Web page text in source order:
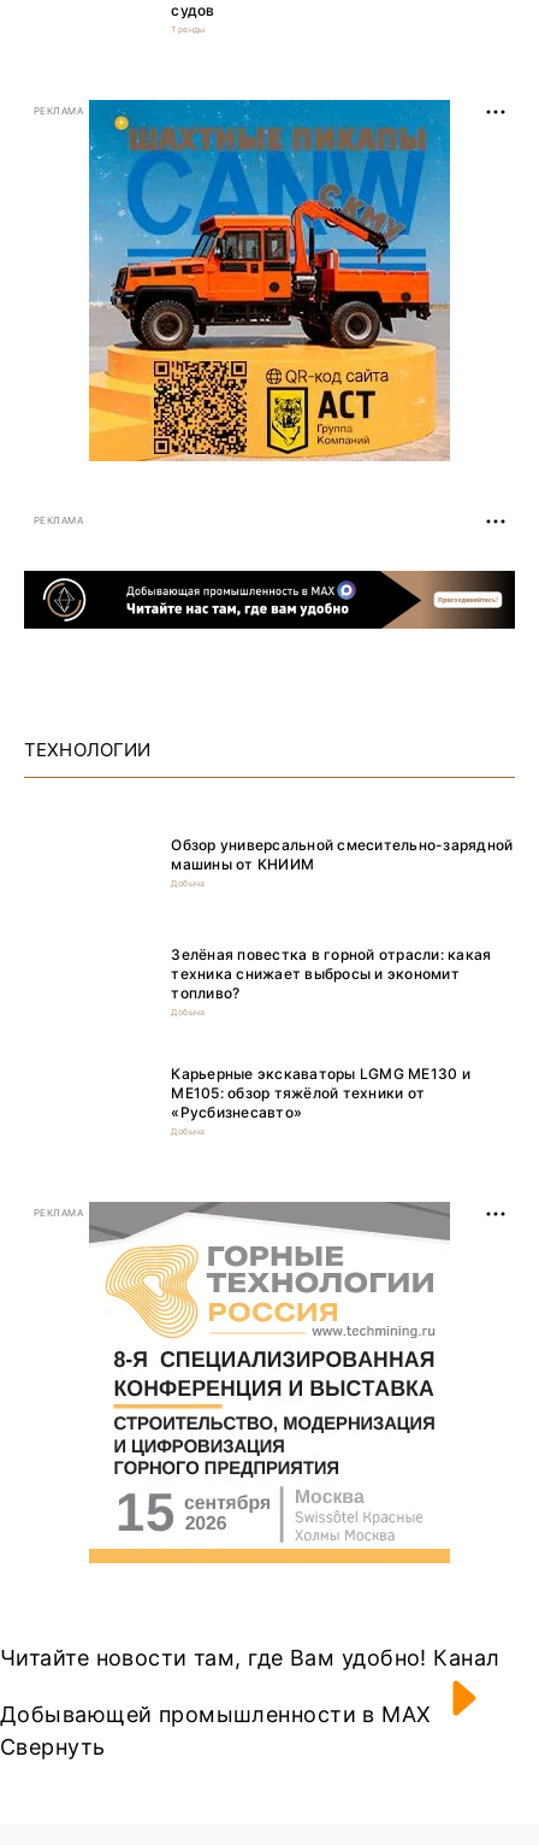
судов
Тренды
РЕКЛАМА
РЕКЛАМА
ТЕХНОЛОГИИ
Обзор универсальной смесительно-зарядной
машины от КНИИМ
Добыча
Зелёная повестка в горной отрасли: какая
техника снижает выбросы и экономит
топливо?
Добыча
Карьерные экскаваторы LGMG ME130 и
ME105: обзор тяжёлой техники от
«Русбизнесавто»
Добыча
РЕКЛАМА
Читайте новости там, где Вам удобно! Канал
Добывающей промышленности в МАХ
Свернуть